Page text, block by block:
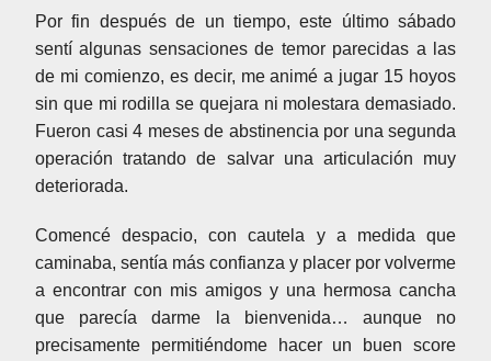
Por fin después de un tiempo, este último sábado
sentí algunas sensaciones de temor parecidas a las
de mi comienzo, es decir, me animé a jugar 15 hoyos
sin que mi rodilla se quejara ni molestara demasiado.
Fueron casi 4 meses de abstinencia por una segunda
operación tratando de salvar una articulación muy
deteriorada.
Comencé despacio, con cautela y a medida que
caminaba, sentía más confianza y placer por volverme
a encontrar con mis amigos y una hermosa cancha
que parecía darme la bienvenida… aunque no
precisamente permitiéndome hacer un buen score